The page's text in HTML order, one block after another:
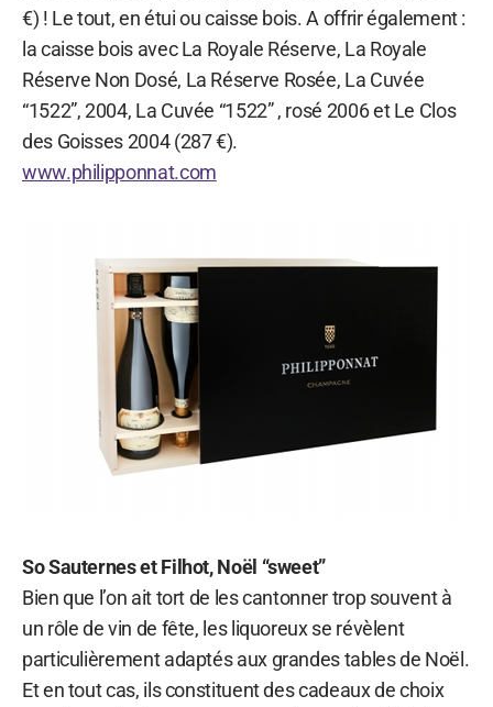
€) ! Le tout, en étui ou caisse bois. A offrir également :
la caisse bois avec La Royale Réserve, La Royale
Réserve Non Dosé, La Réserve Rosée, La Cuvée
“1522”, 2004, La Cuvée “1522” , rosé 2006 et Le Clos
des Goisses 2004 (287 €).
www.philipponnat.com
So Sauternes et Filhot, Noël “sweet”
Bien que l’on ait tort de les cantonner trop souvent à
un rôle de vin de fête, les liquoreux se révèlent
particulièrement adaptés aux grandes tables de Noël.
Et en tout cas, ils constituent des cadeaux de choix